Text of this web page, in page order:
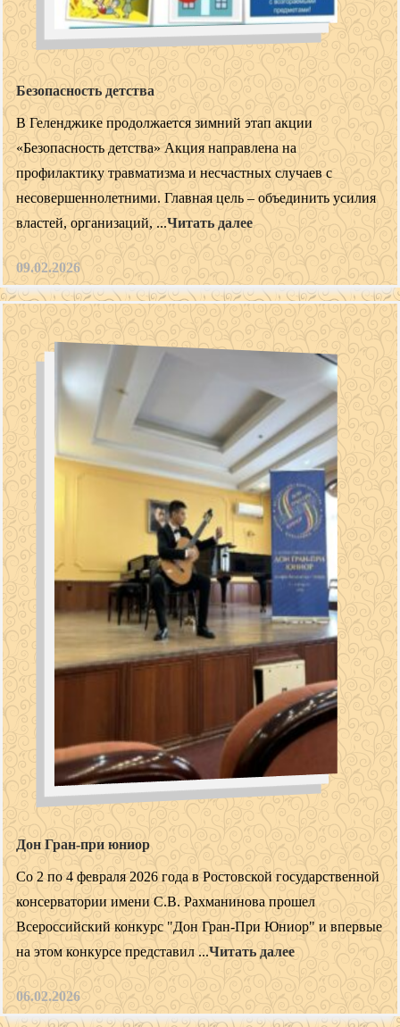
Безопасность детства
В Геленджике продолжается зимний этап акции
«Безопасность детства» Акция направлена на
профилактику травматизма и несчастных случаев с
несовершеннолетними. Главная цель – объединить усилия
властей, организаций, ...Читать далее
09.02.2026
Дон Гран-при юниор
Со 2 по 4 февраля 2026 года в Ростовской государственной
консерватории имени С.В. Рахманинова прошел
Всероссийский конкурс "Дон Гран-При Юниор" и впервые
на этом конкурсе представил ...Читать далее
06.02.2026